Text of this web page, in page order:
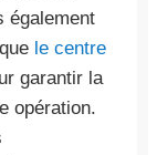
également
le centre
garantir la
opération.